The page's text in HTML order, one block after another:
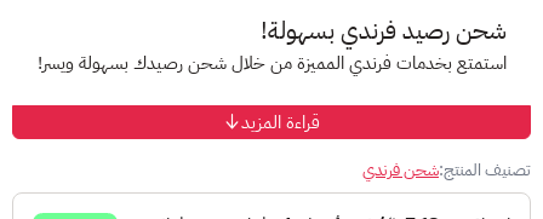
شحن رصيد فرندي بسهولة!
استمتع بخدمات فرندي المميزة من خلال شحن رصيدك بسهولة ويسر!
فرندي هو أحد أكبر مزودي خدمات الهاتف النقال في السعودية، يقدم
خدمات مميزة بأسعار مناسبة لجميع العملاء.
قراءة المزيد
تصنيف المنتج:شحن فرندي